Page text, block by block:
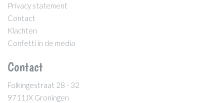
Privacy statement
Contact
Klachten
Confetti in de media
Contact
Folkingestraat 28 - 32
9711JX Groningen